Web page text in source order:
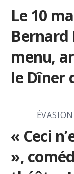
Le 10
Bernard
menu,
le Dîner
ÉVASION
« Ceci
»,